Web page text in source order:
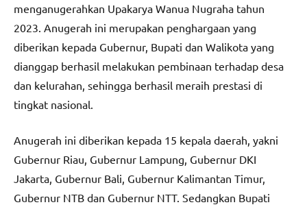
menganugerahkan Upakarya Wanua Nugraha tahun
2023. Anugerah ini merupakan penghargaan yang
diberikan kepada Gubernur, Bupati dan Walikota yang
dianggap berhasil melakukan pembinaan terhadap desa
dan kelurahan, sehingga berhasil meraih prestasi di
tingkat nasional.
Anugerah ini diberikan kepada 15 kepala daerah, yakni
Gubernur Riau, Gubernur Lampung, Gubernur DKI
Jakarta, Gubernur Bali, Gubernur Kalimantan Timur,
Gubernur NTB dan Gubernur NTT. Sedangkan Bupati